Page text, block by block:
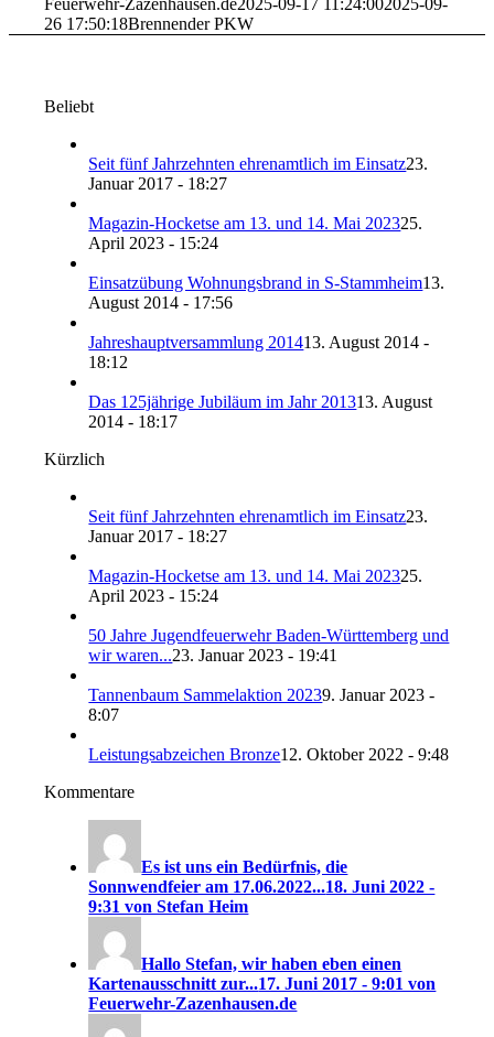
Feuerwehr-Zazenhausen.de2025-09-17 11:24:002025-09-
26 17:50:18Brennender PKW
Beliebt
Seit fünf Jahrzehnten ehrenamtlich im Einsatz23.
Januar 2017 - 18:27
Magazin-Hocketse am 13. und 14. Mai 202325.
April 2023 - 15:24
Einsatzübung Wohnungsbrand in S-Stammheim13.
August 2014 - 17:56
Jahreshauptversammlung 201413. August 2014 -
18:12
Das 125jährige Jubiläum im Jahr 201313. August
2014 - 18:17
Kürzlich
Seit fünf Jahrzehnten ehrenamtlich im Einsatz23.
Januar 2017 - 18:27
Magazin-Hocketse am 13. und 14. Mai 202325.
April 2023 - 15:24
50 Jahre Jugendfeuerwehr Baden-Württemberg und
wir waren...23. Januar 2023 - 19:41
Tannenbaum Sammelaktion 20239. Januar 2023 -
8:07
Leistungsabzeichen Bronze12. Oktober 2022 - 9:48
Kommentare
Es ist uns ein Bedürfnis, die
Sonnwendfeier am 17.06.2022...18. Juni 2022 -
9:31 von Stefan Heim
Hallo Stefan, wir haben eben einen
Kartenausschnitt zur...17. Juni 2017 - 9:01 von
Feuerwehr-Zazenhausen.de